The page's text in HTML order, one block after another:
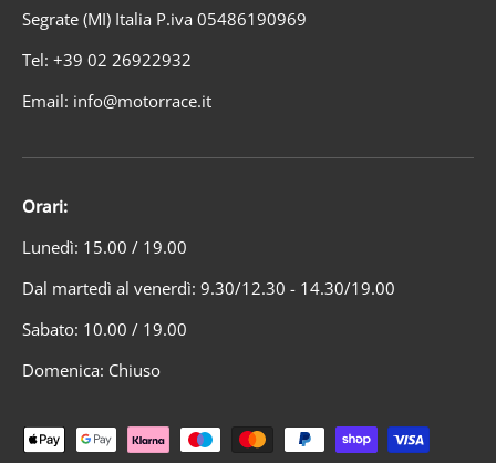
Segrate (MI) Italia P.iva 05486190969
Tel: +39 02 26922932
Email: info@motorrace.it
Orari:
Lunedì: 15.00 / 19.00
Dal martedì al venerdì: 9.30/12.30 - 14.30/19.00
Sabato: 10.00 / 19.00
Domenica: Chiuso
Metodi di pagamento accettati